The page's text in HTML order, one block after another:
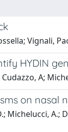
Vignali,
HYDIN
A;
on
Michelucci, A.;